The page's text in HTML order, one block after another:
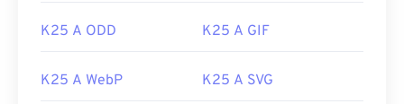
migliore è XnView MP
. Su Microsoft Windows
Su Linux/Unix, prova
darktable, che è open
K25 A ODD K25 A GIF
K25 A WebP K25 A SVG